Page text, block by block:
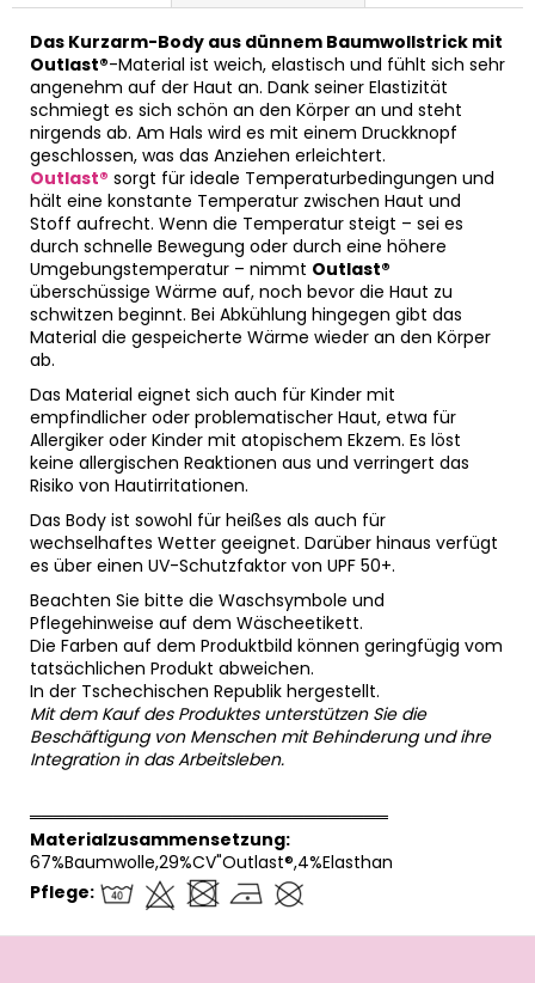
Das Kurzarm-Body aus dünnem Baumwollstrick mit
Outlast®-Material ist weich, elastisch und fühlt sich sehr
angenehm auf der Haut an. Dank seiner Elastizität
schmiegt es sich schön an den Körper an und steht
nirgends ab. Am Hals wird es mit einem Druckknopf
geschlossen, was das Anziehen erleichtert.
Outlast® sorgt für ideale Temperaturbedingungen und
hält eine konstante Temperatur zwischen Haut und
Stoff aufrecht. Wenn die Temperatur steigt – sei es
durch schnelle Bewegung oder durch eine höhere
Umgebungstemperatur – nimmt Outlast®
überschüssige Wärme auf, noch bevor die Haut zu
schwitzen beginnt. Bei Abkühlung hingegen gibt das
Material die gespeicherte Wärme wieder an den Körper
ab.
Das Material eignet sich auch für Kinder mit
empfindlicher oder problematischer Haut, etwa für
Allergiker oder Kinder mit atopischem Ekzem. Es löst
keine allergischen Reaktionen aus und verringert das
Risiko von Hautirritationen.
Das Body ist sowohl für heißes als auch für
wechselhaftes Wetter geeignet. Darüber hinaus verfügt
es über einen UV-Schutzfaktor von UPF 50+.
Beachten Sie bitte die Waschsymbole und
Pflegehinweise auf dem Wäscheetikett.
Die Farben auf dem Produktbild können geringfügig vom
tatsächlichen Produkt abweichen.
In der Tschechischen Republik hergestellt.
Mit dem Kauf des Produktes unterstützen Sie die
Beschäftigung von Menschen mit Behinderung und ihre
Integration in das Arbeitsleben.
══════════════════════════════
Materialzusammensetzung:
67%Baumwolle,29%CV"Outlast®,4%Elasthan
Pflege:
F